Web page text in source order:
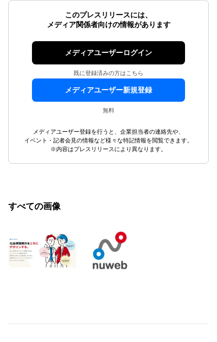
このプレスリリースには、
メディア関係者向けの情報があります
メディアユーザーログイン
既に登録済みの方はこちら
メディアユーザー新規登録
無料
メディアユーザー登録を行うと、企業担当者の連絡先や、
イベント・記者会見の情報など様々な特記情報を閲覧できます。
※内容はプレスリリースにより異なります。
すべての画像